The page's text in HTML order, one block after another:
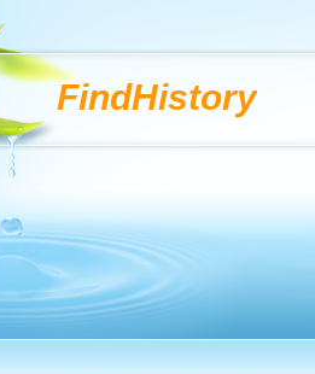
FindHistory